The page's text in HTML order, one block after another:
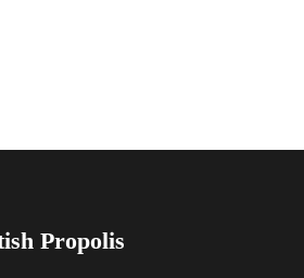
Propolis